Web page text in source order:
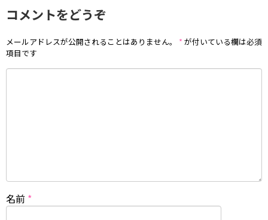
コメントをどうぞ
メールアドレスが公開されることはありません。 * が付いている欄は必須
項目です
名前 *